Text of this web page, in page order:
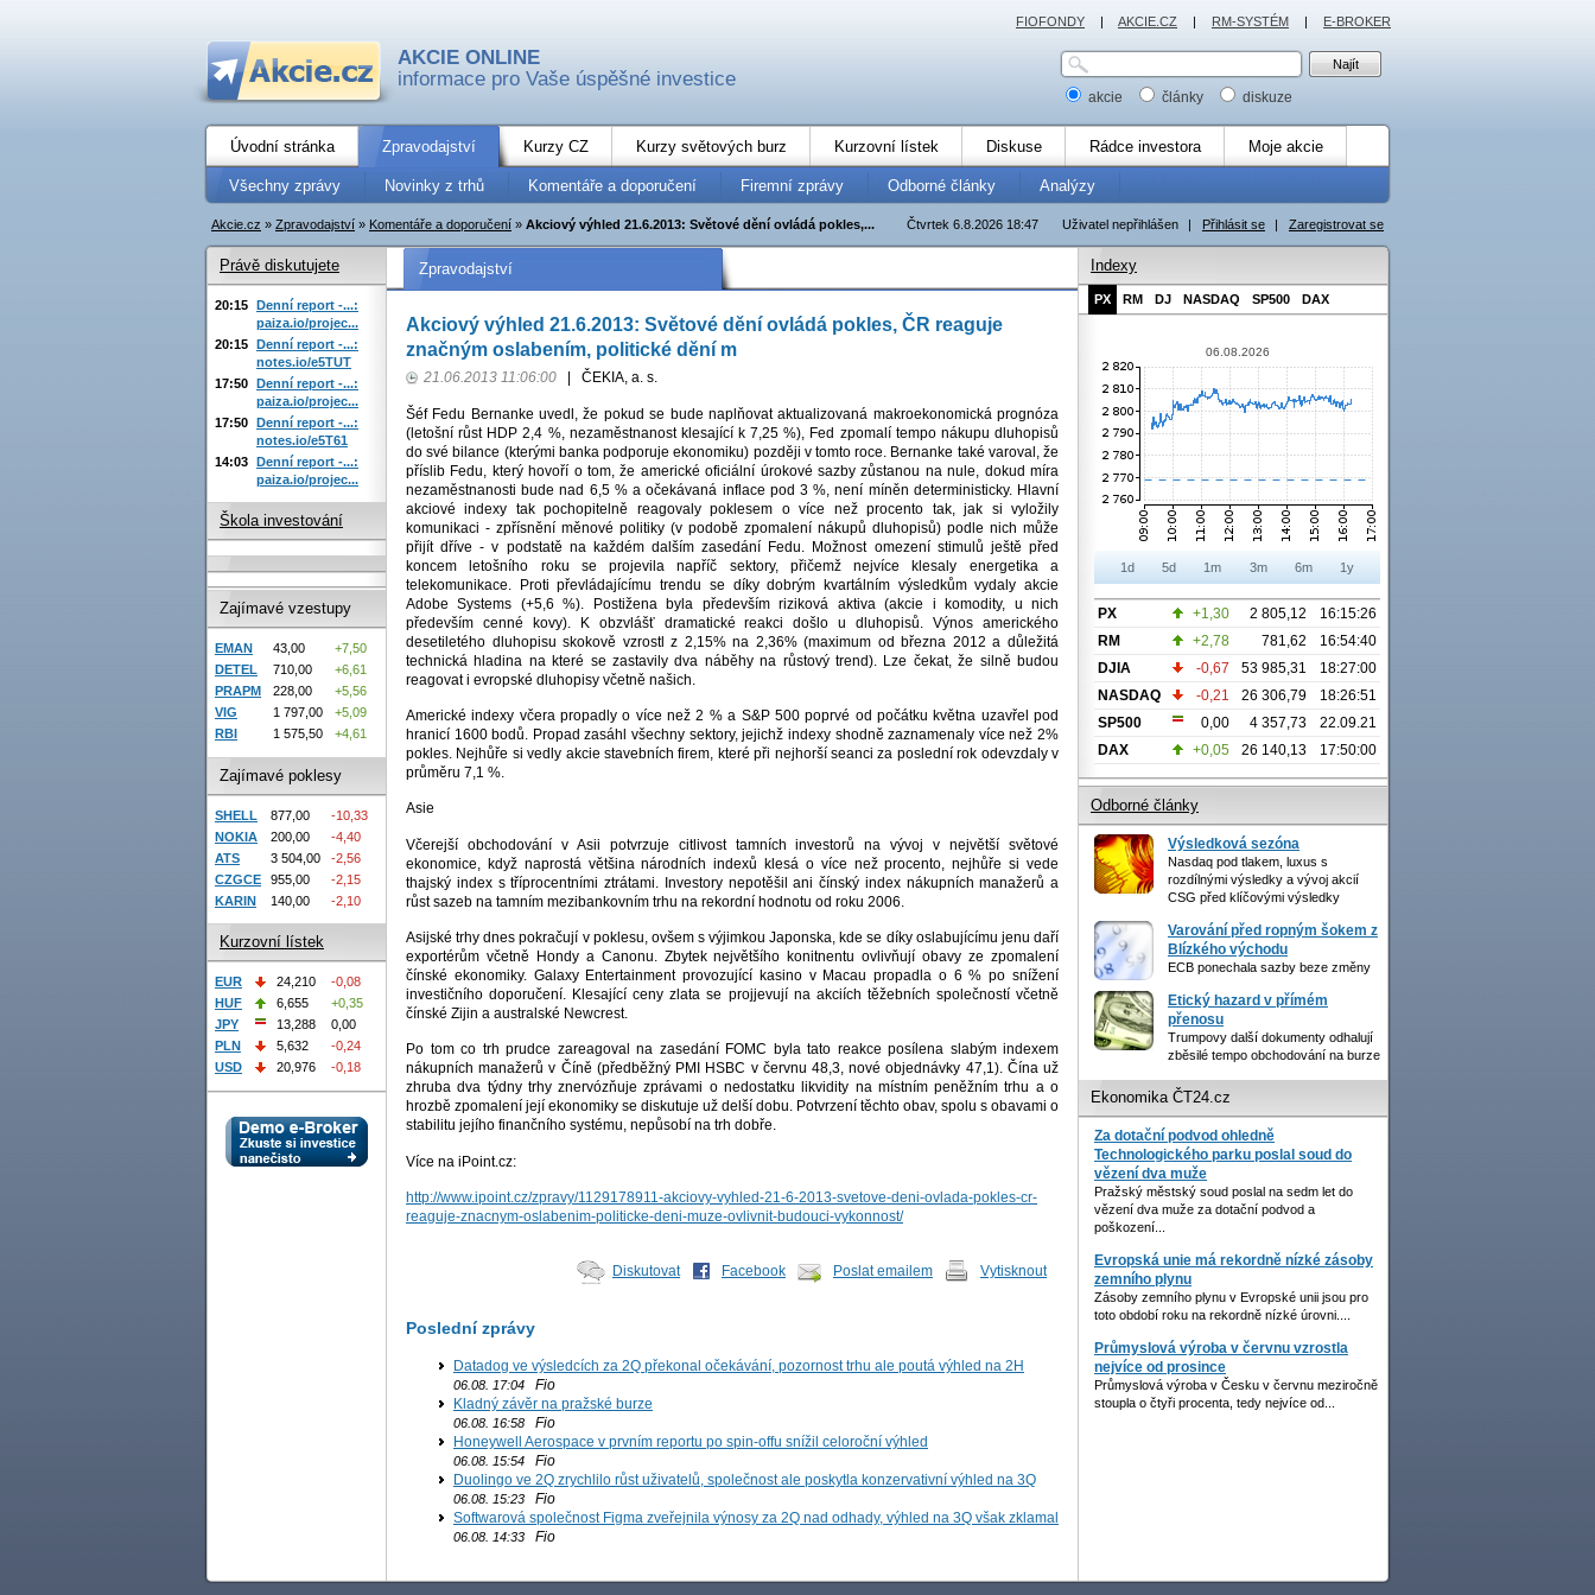
AKCIE ONLINE
informace pro Vaše úspěšné investice
akcie články diskuze
Úvodní stránka Zpravodajství Kurzy CZ Kurzy světových burz Kurzovní lístek Diskuse Rádce investora Moje akcie
Všechny zprávy Novinky z trhů Komentáře a doporučení Firemní zprávy Odborné články Analýzy
Uživatel nepřihlášen | Přihlásit se | Zaregistrovat se
Čtvrtek 6.8.2026 18:47
Akcie.cz » Zpravodajství » Komentáře a doporučení » Akciový výhled 21.6.2013: Světové dění ovládá pokles,...
Zpravodajství
Akciový výhled 21.6.2013: Světové dění ovládá pokles, ČR reaguje
značným oslabením, politické dění m
21.06.2013 11:06:00 ČEKIA, a. s.
Šéf Fedu Bernanke uvedl, že pokud se bude naplňovat aktualizovaná makroekonomická prognóza
(letošní růst HDP 2,4 %, nezaměstnanost klesající k 7,25 %), Fed zpomalí tempo nákupu dluhopisů
do své bilance (kterými banka podporuje ekonomiku) později v tomto roce. Bernanke také varoval, že
příslib Fedu, který hovoří o tom, že americké oficiální úrokové sazby zůstanou na nule, dokud míra
nezaměstnanosti bude nad 6,5 % a očekávaná inflace pod 3 %, není míněn deterministicky. Hlavní
akciové indexy tak pochopitelně reagovaly poklesem o více než procento tak, jak si vyložily
komunikaci - zpřísnění měnové politiky (v podobě zpomalení nákupů dluhopisů) podle nich může
přijít dříve - v podstatě na každém dalším zasedání Fedu. Možnost omezení stimulů ještě před
koncem letošního roku se projevila napříč sektory, přičemž nejvíce klesaly energetika a
telekomunikace. Proti převládajícímu trendu se díky dobrým kvartálním výsledkům vydaly akcie
Adobe Systems (+5,6 %). Postižena byla především riziková aktiva (akcie i komodity, u nich
především cenné kovy). K obzvlášť dramatické reakci došlo u dluhopisů. Výnos amerického
desetiletého dluhopisu skokově vzrostl z 2,15% na 2,36% (maximum od března 2012 a důležitá
technická hladina na které se zastavily dva náběhy na růstový trend). Lze čekat, že silně budou
reagovat i evropské dluhopisy včetně našich.
Americké indexy včera propadly o více než 2 % a S&P 500 poprvé od počátku května uzavřel pod
hranicí 1600 bodů. Propad zasáhl všechny sektory, jejichž indexy shodně zaznamenaly více než 2%
pokles. Nejhůře si vedly akcie stavebních firem, které při nejhorší seanci za poslední rok odevzdaly v
průměru 7,1 %.
Asie
Včerejší obchodování v Asii potvrzuje citlivost tamních investorů na vývoj v největší světové
ekonomice, když naprostá většina národních indexů klesá o více než procento, nejhůře si vede
thajský index s tříprocentními ztrátami. Investory nepotěšil ani čínský index nákupních manažerů a
růst sazeb na tamním mezibankovním trhu na rekordní hodnotu od roku 2006.
Asijské trhy dnes pokračují v poklesu, ovšem s výjimkou Japonska, kde se díky oslabujícímu jenu daří
exportérům včetně Hondy a Canonu. Zbytek největšího konitnentu ovlivňují obavy ze zpomalení
čínské ekonomiky. Galaxy Entertainment provozující kasino v Macau propadla o 6 % po snížení
investičního doporučení. Klesající ceny zlata se projjevují na akciích těžebních společností včetně
čínské Zijin a australské Newcrest.
Po tom co trh prudce zareagoval na zasedání FOMC byla tato reakce posílena slabým indexem
nákupních manažerů v Číně (předběžný PMI HSBC v červnu 48,3, nové objednávky 47,1). Čína už
zhruba dva týdny trhy znervózňuje zprávami o nedostatku likvidity na místním peněžním trhu a o
hrozbě zpomalení její ekonomiky se diskutuje už delší dobu. Potvrzení těchto obav, spolu s obavami o
stabilitu jejího finančního systému, nepůsobí na trh dobře.
Více na iPoint.cz:
http://www.ipoint.cz/zpravy/1129178911-akciovy-vyhled-21-6-2013-svetove-deni-ovlada-pokles-cr-
reaguje-znacnym-oslabenim-politicke-deni-muze-ovlivnit-budouci-vykonnost/
Diskutovat Facebook Poslat emailem Vytisknout
Poslední zprávy
Datadog ve výsledcích za 2Q překonal očekávání, pozornost trhu ale poutá výhled na 2H
06.08. 17:04 Fio
Kladný závěr na pražské burze
06.08. 16:58 Fio
Honeywell Aerospace v prvním reportu po spin-offu snížil celoroční výhled
06.08. 15:54 Fio
Duolingo ve 2Q zrychlilo růst uživatelů, společnost ale poskytla konzervativní výhled na 3Q
06.08. 15:23 Fio
Softwarová společnost Figma zveřejnila výnosy za 2Q nad odhady, výhled na 3Q však zklamal
06.08. 14:33 Fio
Právě diskutujete
20:15 Denní report -...:
paiza.io/projec...
20:15 Denní report -...:
notes.io/e5TUT
17:50 Denní report -...:
paiza.io/projec...
17:50 Denní report -...:
notes.io/e5T61
14:03 Denní report -...:
paiza.io/projec...
Škola investování
Zajímavé vzestupy
EMAN 43,00
+7,50
DETEL
710,00
+6,61
PRAPM
228,00
+5,56
VIG
1 797,00
+5,09
RBI
1 575,50 +4,61
Zajímavé poklesy
SHELL 877,00
-10,33
NOKIA
200,00
-4,40
ATS
3 504,00
-2,56
CZGCE
955,00
-2,15
KARIN
140,00 -2,10
Kurzovní lístek
EUR 24,210
-0,08
HUF
6,655
+0,35
JPY
13,288
0,00
PLN
5,632
-0,24
USD
20,976 -0,18
Indexy
PX RM DJ NASDAQ SP500 DAX
06.08.2026
1d 5d 1m 3m 6m 1y
PX +1,30 2 805,12
16:15:26
RM
+2,78 781,62
16:54:40
DJIA
-0,67 53 985,31
18:27:00
NASDAQ
-0,21 26 306,79
18:26:51
SP500
0,00 4 357,73
22.09.21
DAX
+0,05 26 140,13 17:50:00
Odborné články
Výsledková sezóna
Nasdaq pod tlakem, luxus s
rozdílnými výsledky a vývoj akcií
CSG před klíčovými výsledky
Varování před ropným šokem z
Blízkého východu
ECB ponechala sazby beze změny
Etický hazard v přímém
přenosu
Trumpovy další dokumenty odhalují
zběsilé tempo obchodování na burze
Ekonomika ČT24.cz
Za dotační podvod ohledně
Technologického parku poslal soud do
vězení dva muže
Pražský městský soud poslal na sedm let do
vězení dva muže za dotační podvod a
poškození...
Evropská unie má rekordně nízké zásoby
zemního plynu
Zásoby zemního plynu v Evropské unii jsou pro
toto období roku na rekordně nízké úrovni....
Průmyslová výroba v červnu vzrostla
nejvíce od prosince
Průmyslová výroba v Česku v červnu meziročně
stoupla o čtyři procenta, tedy nejvíce od...
FIOFONDY | AKCIE.CZ | RM-SYSTÉM | E-BROKER